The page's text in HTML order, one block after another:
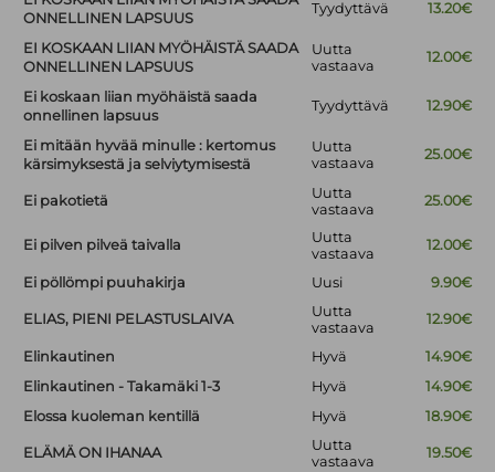
ONNELLINEN LAPSUUS
Tyydyttävä 13.20€
EI KOSKAAN LIIAN MYÖHÄISTÄ SAADA
ONNELLINEN LAPSUUS
Uutta
vastaava
12.00€
Ei koskaan liian myöhäistä saada
onnellinen lapsuus
Tyydyttävä 12.90€
Ei mitään hyvää minulle : kertomus
kärsimyksestä ja selviytymisestä
Uutta
vastaava
25.00€
Ei pakotietä
Uutta
vastaava
25.00€
Ei pilven pilveä taivalla
Uutta
vastaava
12.00€
Ei pöllömpi puuhakirja Uusi 9.90€
ELIAS, PIENI PELASTUSLAIVA
Uutta
vastaava
12.90€
Elinkautinen Hyvä
14.90€
Elinkautinen - Takamäki 1-3
Hyvä
14.90€
Elossa kuoleman kentillä
Hyvä 18.90€
ELÄMÄ ON IHANAA
Uutta
vastaava
19.50€